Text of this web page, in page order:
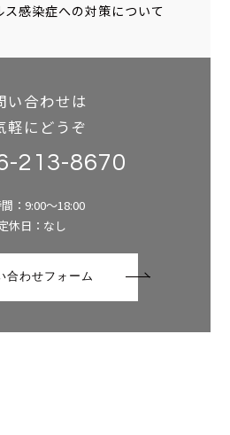
感染症への対策について
い合わせは
軽にどうぞ
213-8670
：9:00～18:00
休日：なし
合わせフォーム